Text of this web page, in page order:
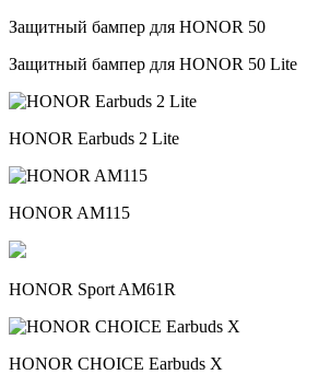
Защитный бампер для HONOR 50
Защитный бампер для HONOR 50 Lite
HONOR Earbuds 2 Lite
HONOR AM115
HONOR Sport AM61R
HONOR CHOICE Earbuds X